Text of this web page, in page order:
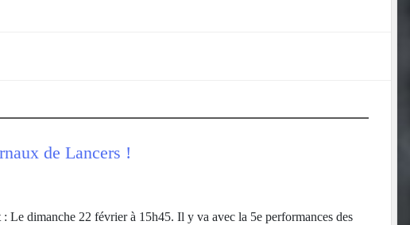
de Lancers !
Le dimanche 22 février à 15h45. Il y va avec la 5e performances des